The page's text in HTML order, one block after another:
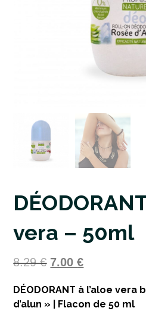
vera – 50ml
8.29€ 7.00€
DÉODORANT à l’aloe
d’alun » | Flacon de 50 ml